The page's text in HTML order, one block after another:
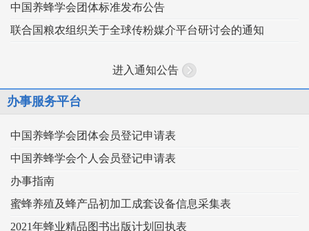
中国养蜂学会团体标准发布公告
联合国粮农组织关于全球传粉媒介平台研讨会的通知
进入通知公告
办事服务平台
中国养蜂学会团体会员登记申请表
中国养蜂学会个人会员登记申请表
办事指南
蜜蜂养殖及蜂产品初加工成套设备信息采集表
2021年蜂业精品图书出版计划回执表